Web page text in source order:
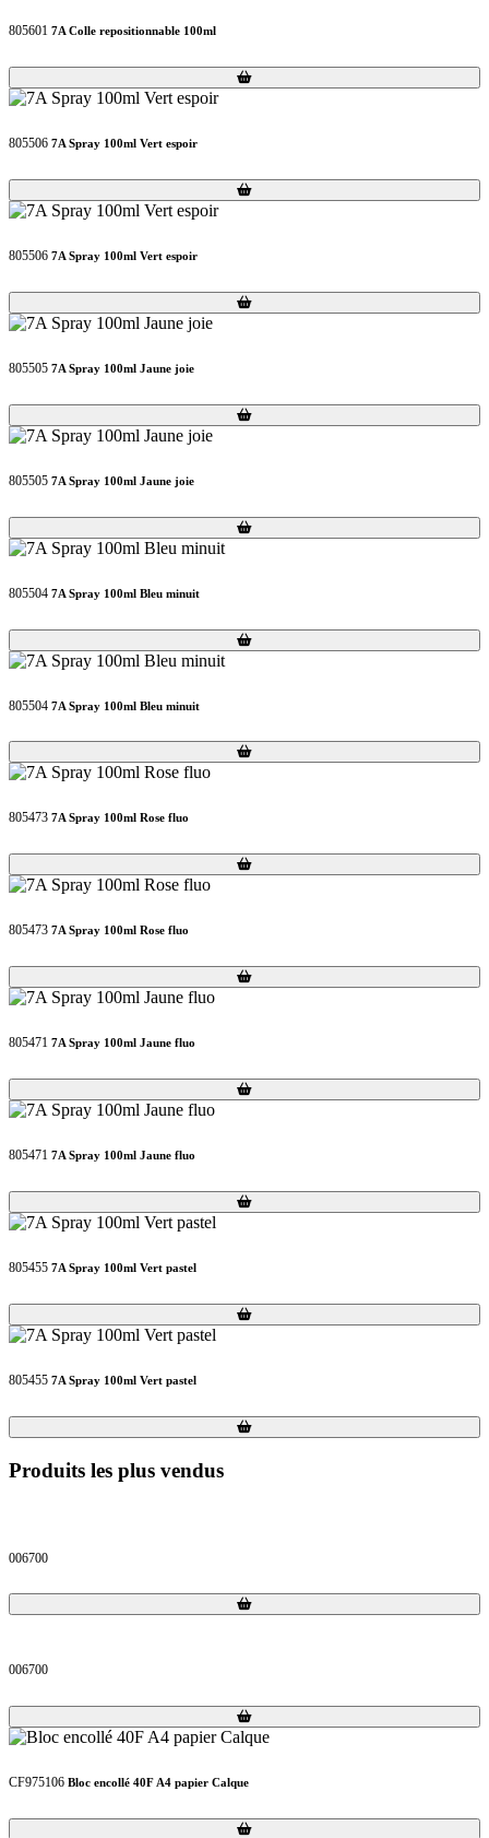
805601 7A Colle repositionnable 100ml
Loading...
Loading...
805506 7A Spray 100ml Vert espoir
Loading...
Loading...
805506 7A Spray 100ml Vert espoir
Loading...
Loading...
805505 7A Spray 100ml Jaune joie
Loading...
Loading...
805505 7A Spray 100ml Jaune joie
Loading...
Loading...
805504 7A Spray 100ml Bleu minuit
Loading...
Loading...
805504 7A Spray 100ml Bleu minuit
Loading...
Loading...
805473 7A Spray 100ml Rose fluo
Loading...
Loading...
805473 7A Spray 100ml Rose fluo
Loading...
Loading...
805471 7A Spray 100ml Jaune fluo
Loading...
Loading...
805471 7A Spray 100ml Jaune fluo
Loading...
Loading...
805455 7A Spray 100ml Vert pastel
Loading...
Loading...
805455 7A Spray 100ml Vert pastel
Loading...
Loading...
Produits les plus vendus
006700
Loading...
Loading...
006700
Loading...
Loading...
CF975106 Bloc encollé 40F A4 papier Calque
Loading...
Loading...